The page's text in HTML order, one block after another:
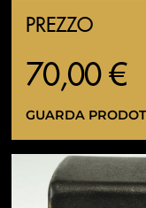
PREZZO
70,00 €
GUARDA